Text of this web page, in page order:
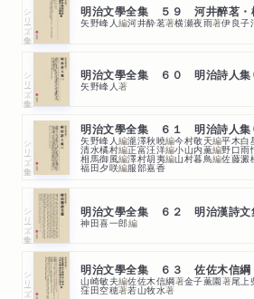
シリーズ・全集 矢野峰人編河井酔茗著横瀬夜雨著伊良子
シリーズ・全集 明治文學全集 ６０ 明治詩人集（
矢野峰人著
シリーズ・全集
明治文學全集 ６１ 明治詩人集（
矢野峰人編瀧澤秋曉編今村敬天編平木白
清水橘村編正富汪洋編小山内薫編野口雨
相馬御風編澤村胡夷編山村暮鳥編佐藤澱
福田夕咲編服部嘉香
シリーズ・全集 明治文學全集 ６２ 明治漢詩文
神田喜一郎編
シリーズ・全集 明治文學全集 ６３ 佐佐木信綱
山崎敏夫編佐佐木信綱著金子薫園著尾上
窪田空穂著若山牧水著